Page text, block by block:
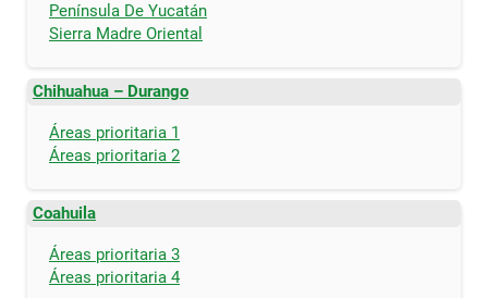
Península De Yucatán
Sierra Madre Oriental
Chihuahua – Durango
Áreas prioritaria 1
Áreas prioritaria 2
Coahuila
Áreas prioritaria 3
Áreas prioritaria 4